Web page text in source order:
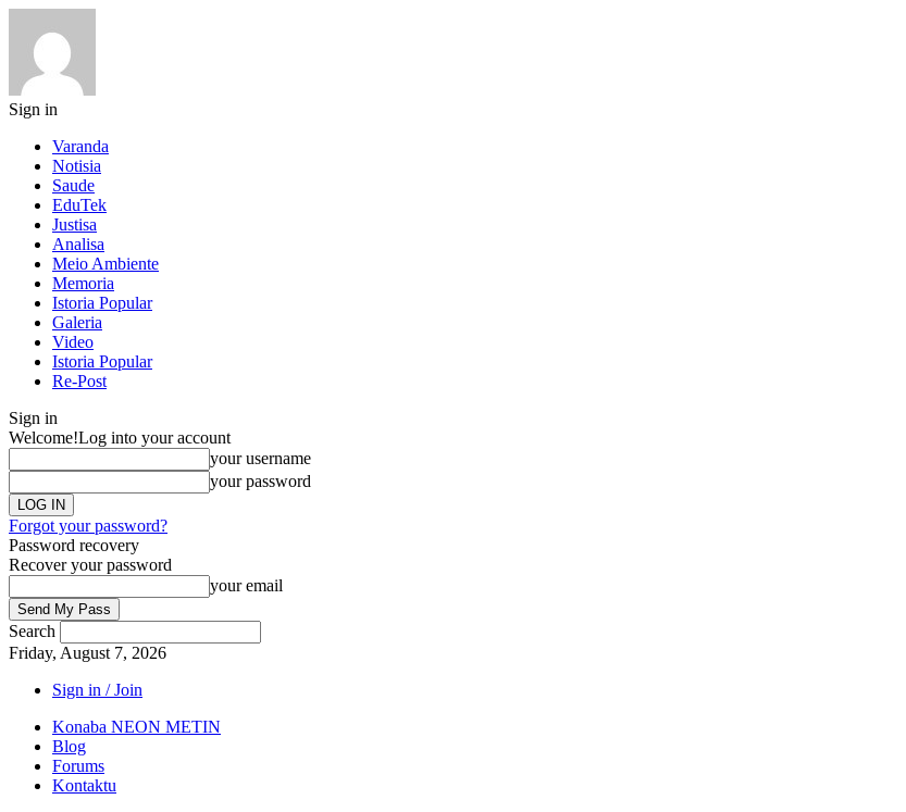
Sign in
Varanda
Notisia
Saude
EduTek
Justisa
Analisa
Meio Ambiente
Memoria
Istoria Popular
Galeria
Video
Istoria Popular
Re-Post
Sign in
Welcome!Log into your account
your username
your password
Forgot your password?
Password recovery
Recover your password
your email
Search
Friday, August 7, 2026
Sign in / Join
Konaba NEON METIN
Blog
Forums
Kontaktu